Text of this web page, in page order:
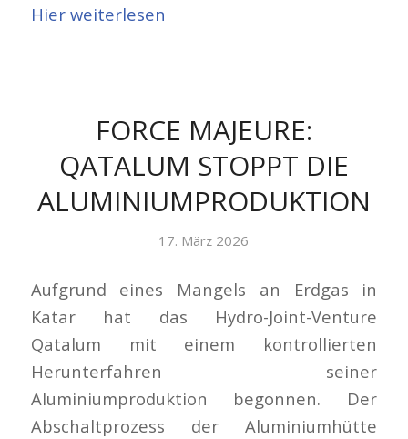
Hier weiterlesen
FORCE MAJEURE:
QATALUM STOPPT DIE
ALUMINIUMPRODUKTION
17. März 2026
Aufgrund eines Mangels an Erdgas in
Katar hat das Hydro-Joint-Venture
Qatalum mit einem kontrollierten
Herunterfahren seiner
Aluminiumproduktion begonnen. Der
Abschaltprozess der Aluminiumhütte